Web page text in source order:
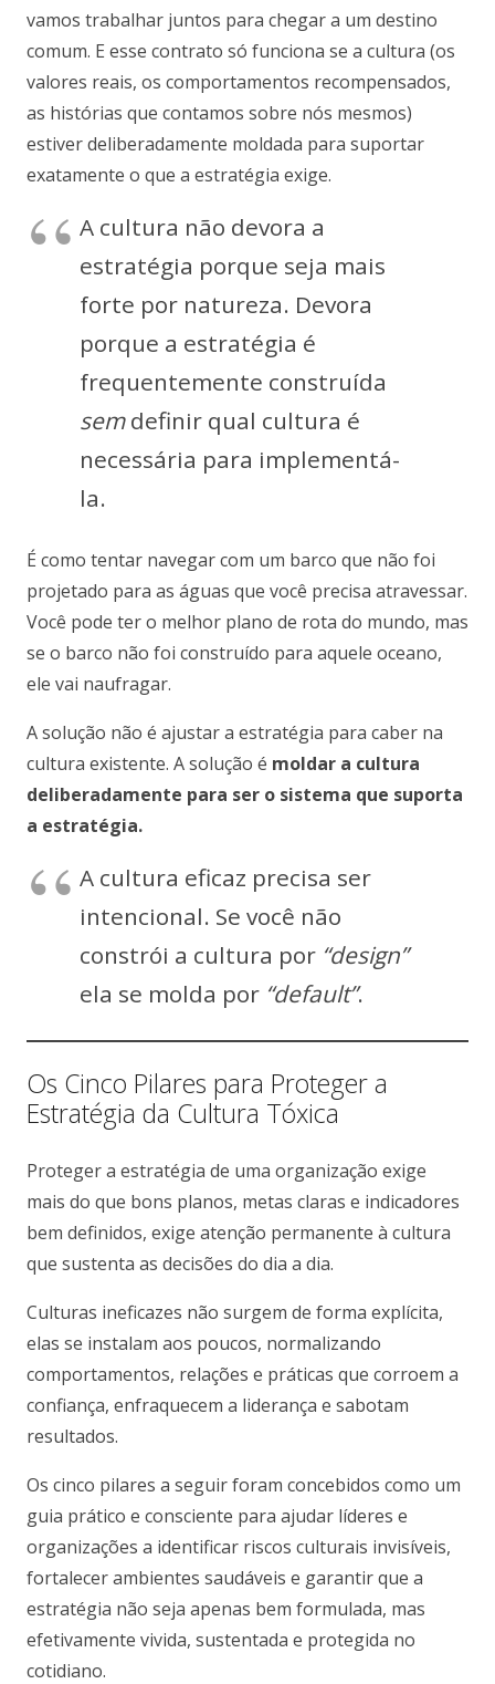
vamos trabalhar juntos para chegar a um destino
comum. E esse contrato só funciona se a cultura (os
valores reais, os comportamentos recompensados,
as histórias que contamos sobre nós mesmos)
estiver deliberadamente moldada para suportar
exatamente o que a estratégia exige.
A cultura não devora a
estratégia porque seja mais
forte por natureza. Devora
porque a estratégia é
frequentemente construída
semdefinir qual cultura é
necessária para implementá-
la.
É como tentar navegar com um barco que não foi
projetado para as águas que você precisa atravessar.
Você pode ter o melhor plano de rota do mundo, mas
se o barco não foi construído para aquele oceano,
ele vai naufragar.
A solução não é ajustar a estratégia para caber na
cultura existente. A solução é moldar a cultura
deliberadamente para ser o sistema que suporta
a estratégia.
A cultura eficaz precisa ser
intencional. Se você não
constrói a cultura por “design”
ela se molda por “default”.
Os Cinco Pilares para Proteger a
Estratégia da Cultura Tóxica
Proteger a estratégia de uma organização exige
mais do que bons planos, metas claras e indicadores
bem definidos, exige atenção permanente à cultura
que sustenta as decisões do dia a dia.
Culturas ineficazes não surgem de forma explícita,
elas se instalam aos poucos, normalizando
comportamentos, relações e práticas que corroem a
confiança, enfraquecem a liderança e sabotam
resultados.
Os cinco pilares a seguir foram concebidos como um
guia prático e consciente para ajudar líderes e
organizações a identificar riscos culturais invisíveis,
fortalecer ambientes saudáveis e garantir que a
estratégia não seja apenas bem formulada, mas
efetivamente vivida, sustentada e protegida no
cotidiano.